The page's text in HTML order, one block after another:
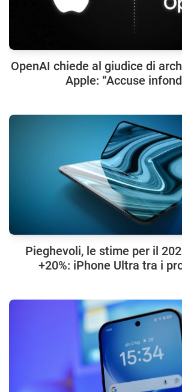
OpenAI chiede al giudice di
Apple: “Accuse
Pieghevoli, le stime per il
+20%: iPhone Ultra tra i